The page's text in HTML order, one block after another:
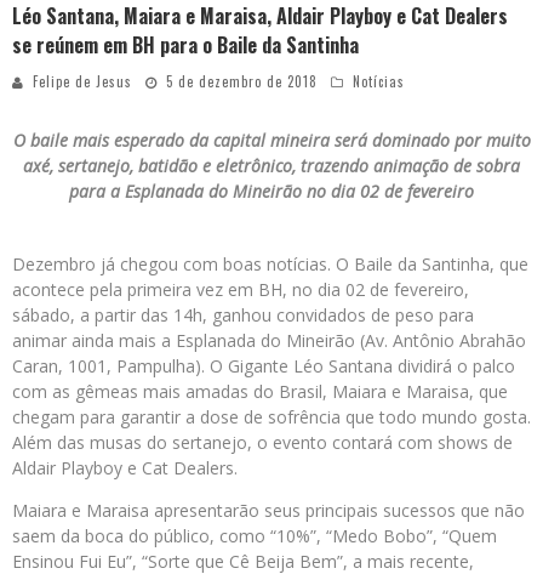
Léo Santana, Maiara e Maraisa, Aldair Playboy e Cat Dealers
se reúnem em BH para o Baile da Santinha
Felipe de Jesus 5 de dezembro de 2018 Notícias
O baile mais esperado da capital mineira será dominado por muito
axé, sertanejo, batidão e eletrônico, trazendo animação de sobra
para a Esplanada do Mineirão no dia 02 de fevereiro
Dezembro já chegou com boas notícias. O Baile da Santinha, que
acontece pela primeira vez em BH, no dia 02 de fevereiro,
sábado, a partir das 14h, ganhou convidados de peso para
animar ainda mais a Esplanada do Mineirão (Av. Antônio Abrahão
Caran, 1001, Pampulha). O Gigante Léo Santana dividirá o palco
com as gêmeas mais amadas do Brasil, Maiara e Maraisa, que
chegam para garantir a dose de sofrência que todo mundo gosta.
Além das musas do sertanejo, o evento contará com shows de
Aldair Playboy e Cat Dealers.
Maiara e Maraisa apresentarão seus principais sucessos que não
saem da boca do público, como “10%”, “Medo Bobo”, “Quem
Ensinou Fui Eu”, “Sorte que Cê Beija Bem”, a mais recente,